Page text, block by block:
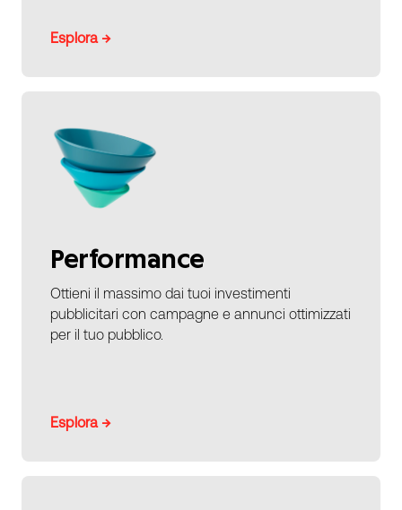
Esplora →
Performance
Ottieni il massimo dai tuoi investimenti
pubblicitari con campagne e annunci ottimizzati
per il tuo pubblico.
Esplora →